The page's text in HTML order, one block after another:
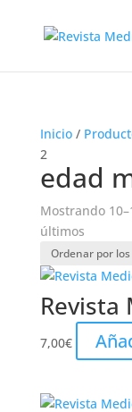
Inicio/
2
edad
Mostrando
últimos
Revista
7,00€